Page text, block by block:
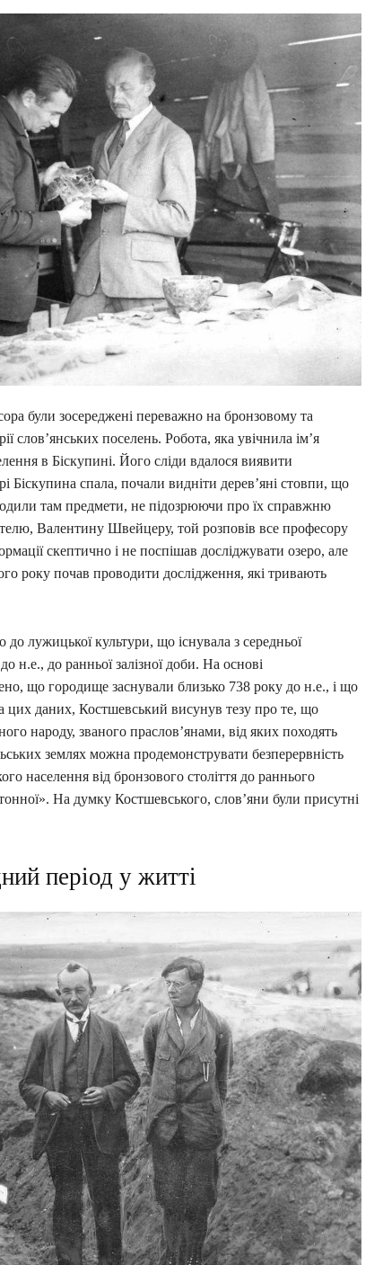
були зосереджені переважно на бронзовому та
слов’янських поселень. Робота, яка увічнила ім’я
в Біскупині. Його сліди вдалося виявити
Біскупина спала, почали видніти дерев’яні стовпи, що
там предмети, не підозрюючи про їх справжню
Валентину Швейцеру, той розповів все професору
скептично і не поспішав досліджувати озеро, але
року почав проводити дослідження, які тривають
лужицької культури, що існувала з середньої
н.е., до ранньої залізної доби. На основі
що городище заснували близько 738 року до н.е., і що
цих даних, Костшевський висунув тезу про те, що
народу, званого праслов’янами, від яких походять
землях можна продемонструвати безперервність
населення від бронзового століття до раннього
На думку Костшевського, слов’яни були присутні
період у житті